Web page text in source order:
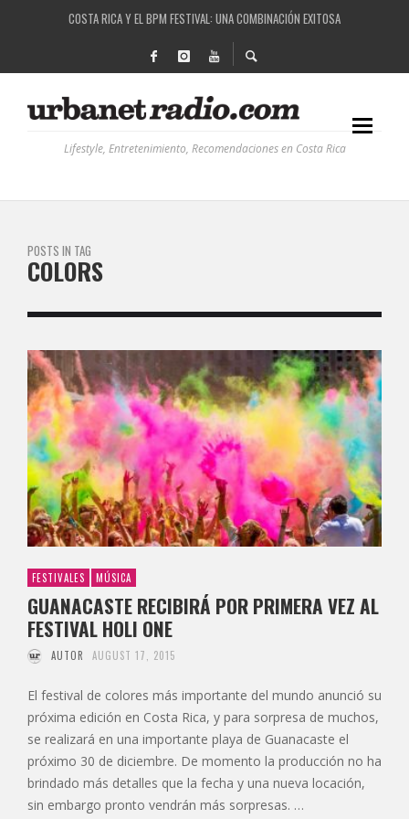
COSTA RICA Y EL BPM FESTIVAL: UNA COMBINACIÓN EXITOSA
RUTAS NATURBANAS: EL PROYECTO QUE ESTÁ TRANSFORMANDO LA CALIDAD DE
LA HISTORIA DETRÁS DE LA MÚSICA ELECTRÓNICA: BBC RADIOPHONIC WORKSHOP
Lifestyle, Entretenimiento, Recomendaciones en Costa Rica
POSTS IN TAG
COLORS
FESTIVALES MÚSICA
GUANACASTE RECIBIRÁ POR PRIMERA VEZ AL
FESTIVAL HOLI ONE
AUTOR AUGUST 17, 2015
El festival de colores más importante del mundo anunció su
próxima edición en Costa Rica, y para sorpresa de muchos,
se realizará en una importante playa de Guanacaste el
próximo 30 de diciembre. De momento la producción no ha
brindado más detalles que la fecha y una nueva locación,
sin embargo pronto vendrán más sorpresas. …